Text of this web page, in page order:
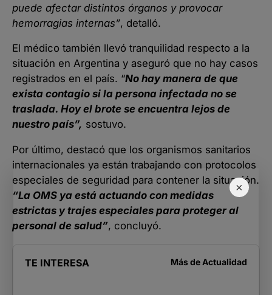
×
puede afectar distintos órganos y provocar
hemorragias internas”, detalló.
El médico también llevó tranquilidad respecto a la
situación en Argentina y aseguró que no hay casos
registrados en el país. “No hay manera de que
exista contagio si la persona infectada no se
traslada. Hoy el brote se encuentra lejos de
nuestro país”, sostuvo.
Por último, destacó que los organismos sanitarios
internacionales ya están trabajando con protocolos
especiales de seguridad para contener la situación.
“La OMS ya está actuando con medidas
estrictas y trajes especiales para proteger al
personal de salud”, concluyó.
TE INTERESA Más de Actualidad